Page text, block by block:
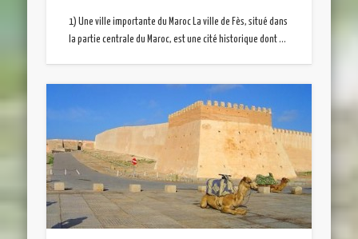
1) Une ville importante du Maroc La ville de Fès, situé dans
la partie centrale du Maroc, est une cité historique dont …